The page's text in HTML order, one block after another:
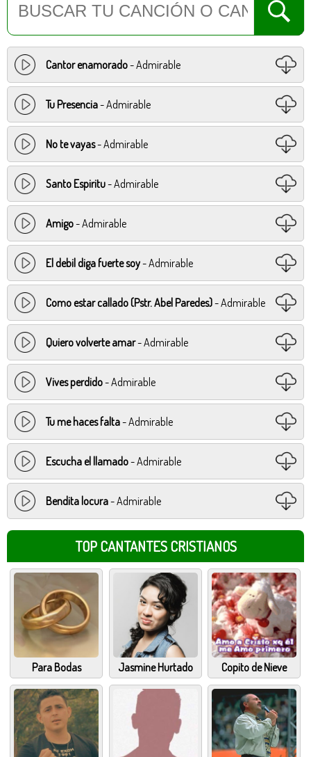
Cantor enamorado- Admirable
Tu Presencia- Admirable
No te vayas- Admirable
Santo Espiritu- Admirable
Amigo- Admirable
El debil diga fuerte soy- Admirable
Como estar callado (Pstr. Abel Paredes)- Admirable
Quiero volverte amar- Admirable
Vives perdido- Admirable
Tu me haces falta- Admirable
Escucha el llamado- Admirable
Bendita locura- Admirable
TOP CANTANTES CRISTIANOS
Para Bodas Jasmine Hurtado Copito de Nieve